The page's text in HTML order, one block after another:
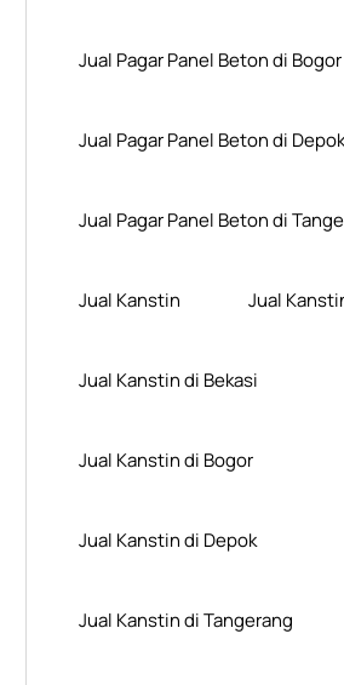
Jual Pagar Panel Beton di Bogor
Jual Pagar Panel Beton di
Jual Pagar Panel Beton di
Jual Kanstin Jual
Jual Kanstin di Bekasi
Jual Kanstin di Bogor
Jual Kanstin di Depok
Jual Kanstin di Tangerang